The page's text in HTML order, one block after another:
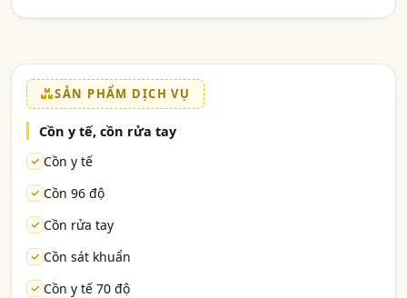
SẢN PHẨM DỊCH VỤ
Cồn y tế, cồn rửa tay
Cồn y tế
Cồn 96 độ
Cồn rửa tay
Cồn sát khuẩn
Cồn y tế 70 độ